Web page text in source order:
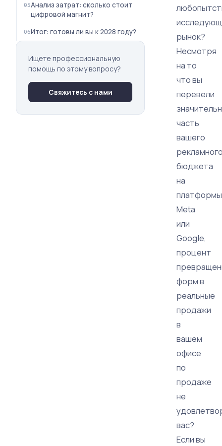
Анализ затрат: сколько стоит
цифровой магнит?
Итог: готовы ли вы к 2028 году?
Ищете профессиональную
помощь по этому вопросу?
Свяжитесь с нами
рынок?
Несмотря
на то
что вы
перевели
часть
вашего
бюджета
на
платформы
Meta
или
Google,
процент
форм в
реальные
продажи
в
вашем
офисе
по
продаже
не
вас?
Если вы